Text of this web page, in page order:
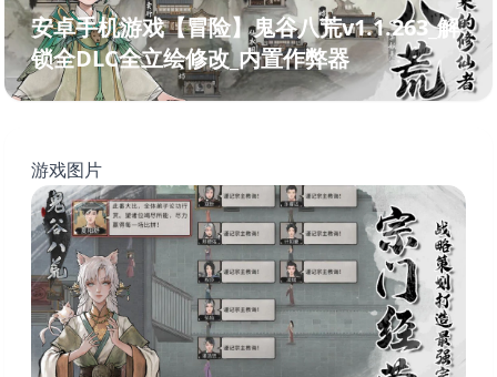
安卓手机游戏【冒险】鬼谷八荒v1.1.263_解
锁全DLC全立绘修改_内置作弊器
游戏图片